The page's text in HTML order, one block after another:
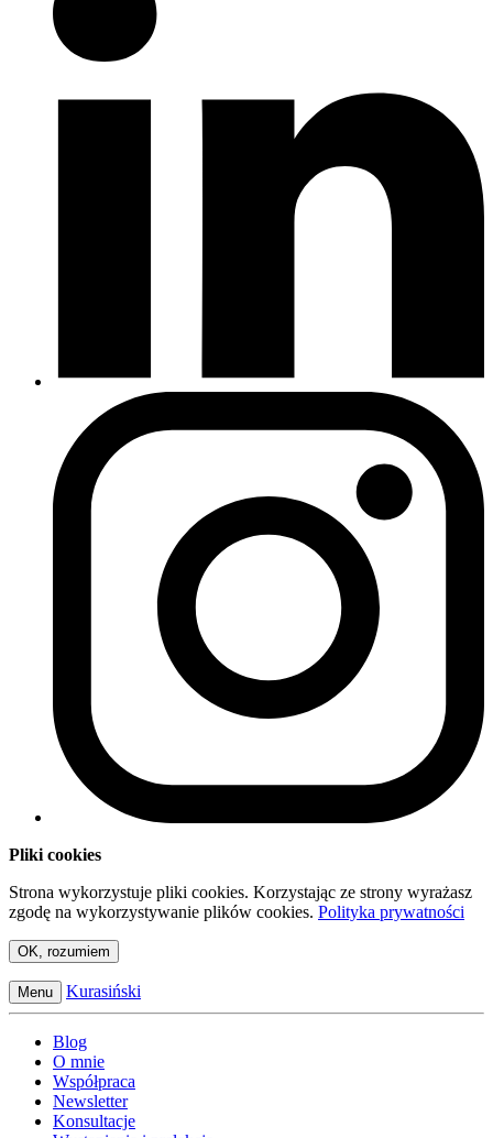
Pliki cookies
Strona wykorzystuje pliki cookies. Korzystając ze strony wyrażasz
zgodę na wykorzystywanie plików cookies. Polityka prywatności
OK, rozumiem
Menu Kurasiński
Blog
O mnie
Współpraca
Newsletter
Konsultacje